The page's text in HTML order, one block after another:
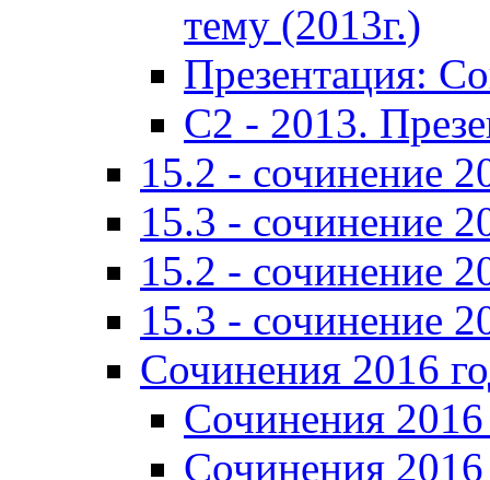
тему (2013г.)
Презентация:
C2 - 2013.
15.2 - сочинение
15.3 - сочинение
15.2 - сочинение
15.3 - сочинение
Сочинения 2016
Сочинения
Сочинения